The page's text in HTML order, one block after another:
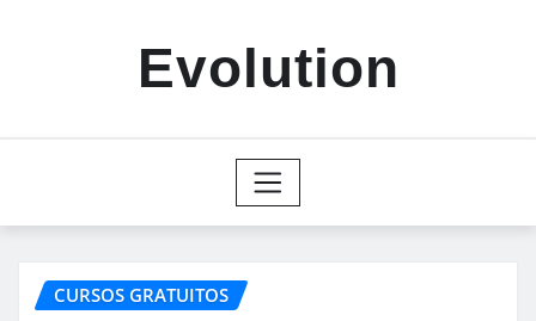
Evolution
CURSOS GRATUITOS